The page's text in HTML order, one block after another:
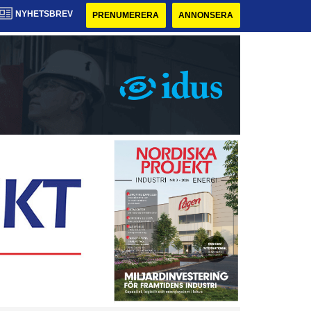
NYHETSBREV PRENUMERERA ANNONSERA